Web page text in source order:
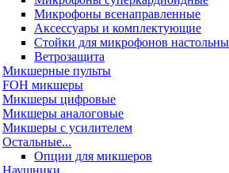
Микрофоны всенаправленные
Аксессуары и комплектующие
Стойки для микрофонов
Ветрозащита
Микшерные пульты
FOH микшеры
Микшеры цифровые
Микшеры аналоговые
Микшеры с усилителем
Остальные...
Опции для микшеров
Наушники